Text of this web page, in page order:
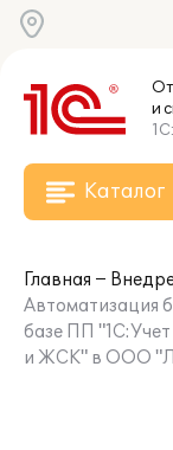
и
Каталог
Главная
Автоматизация
базе ПП
и ЖСК" в ООО